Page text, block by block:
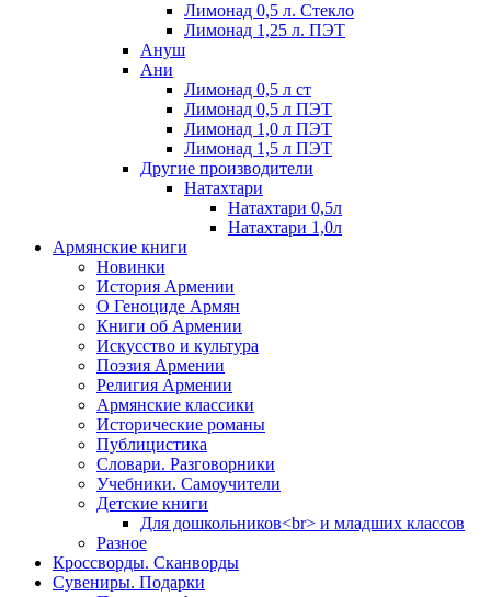
Лимонад 0,5 л. Стекло
Лимонад 1,25 л. ПЭТ
Ануш
Ани
Лимонад 0,5 л ст
Лимонад 0,5 л ПЭТ
Лимонад 1,0 л ПЭТ
Лимонад 1,5 л ПЭТ
Другие производители
Натахтари
Натахтари 0,5л
Натахтари 1,0л
Армянские книги
Новинки
История Армении
О Геноциде Армян
Книги об Армении
Иcкусство и культура
Поэзия Армении
Религия Армении
Армянские классики
Исторические романы
Публицистика
Словари. Разговорники
Учебники. Самоучители
Детские книги
Для дошкольников<br> и младших классов
Разное
Кроссворды. Сканворды
Сувениры. Подарки